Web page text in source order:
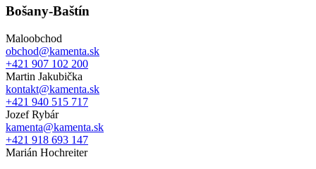
Bošany-Baštín
Maloobchod
obchod@kamenta.sk
+421 907 102 200
Martin Jakubička
kontakt@kamenta.sk
+421 940 515 717
Jozef Rybár
kamenta@kamenta.sk
+421 918 693 147
Marián Hochreiter